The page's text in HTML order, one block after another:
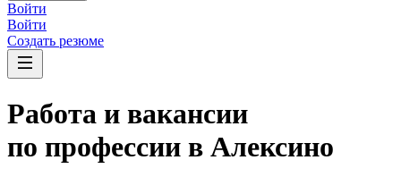
Войти
Войти
Создать резюме
Работа и вакансии
по профессии в Алексино